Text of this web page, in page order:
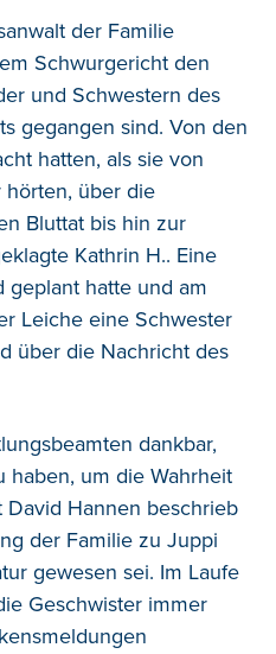
der Familie
Schwurgericht den
und Schwestern des
gegangen sind. Von den
hatten, als sie von
über die
Bluttat bis hin zur
Kathrin H.. Eine
geplant hatte und am
Leiche eine Schwester
über die Nachricht des
dankbar,
haben, um die Wahrheit
David Hannen beschrieb
der Familie zu Juppi
gewesen sei. Im Laufe
Geschwister immer